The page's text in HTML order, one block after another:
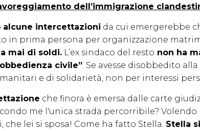
dell’immigrazione
alcune intercettazioni da cui emergerebbe
in prima persona per organizzazione
mai di soldi. L’ex sindaco del resto non ha
civile” . Se avesse disobbedito
e di solidarietà, non per interessi
che finora è emersa dalle carte
me l'unica strada percorribile? Volendo
lei si sposa! Come ha fatto Stella. Stella